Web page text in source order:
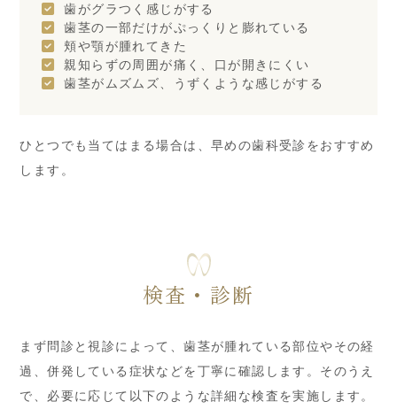
歯がグラつく感じがする
歯茎の一部だけがぷっくりと膨れている
頬や顎が腫れてきた
親知らずの周囲が痛く、口が開きにくい
歯茎がムズムズ、うずくような感じがする
ひとつでも当てはまる場合は、早めの歯科受診をおすすめ
します。
検査・診断
まず問診と視診によって、歯茎が腫れている部位やその経
過、併発している症状などを丁寧に確認します。そのうえ
で、必要に応じて以下のような詳細な検査を実施します。